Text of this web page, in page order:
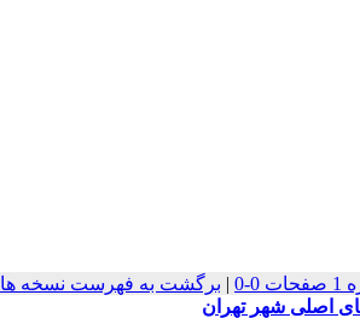
| برگشت به فهرست نسخه ها
اصلی شهر تهران